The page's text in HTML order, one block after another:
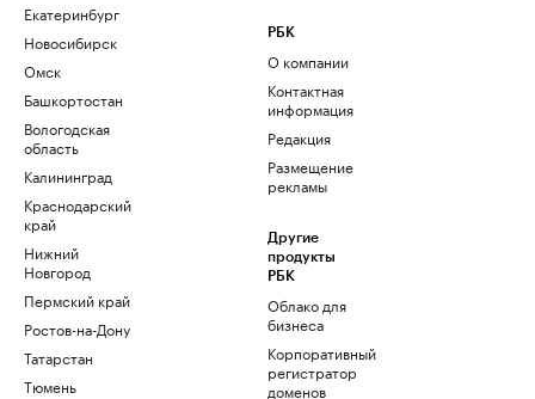
Екатеринбург
Новосибирск
Омск
Башкортостан
Вологодская
область
Калининград
Краснодарский
край
Нижний
Новгород
Пермский край
Ростов-на-Дону
Татарстан
Тюмень
РБК
О компании
Контактная
информация
Редакция
Размещение
рекламы
Другие
продукты
РБК
Облако для
бизнеса
Корпоративный
регистратор
доменов